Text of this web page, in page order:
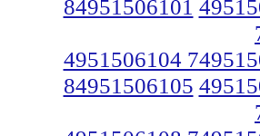
84951506101
4951506104
84951506105